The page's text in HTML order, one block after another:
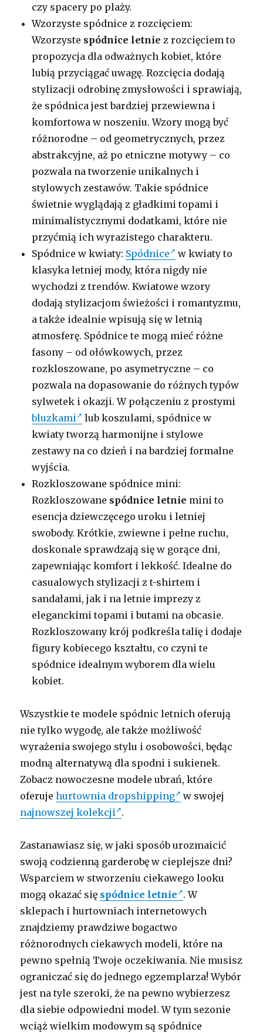
czy spacery po plaży.
Wzorzyste spódnice z rozcięciem:
Wzorzyste spódnice letnie z rozcięciem to
propozycja dla odważnych kobiet, które
lubią przyciągać uwagę. Rozcięcia dodają
stylizacji odrobinę zmysłowości i sprawiają,
że spódnica jest bardziej przewiewna i
komfortowa w noszeniu. Wzory mogą być
różnorodne – od geometrycznych, przez
abstrakcyjne, aż po etniczne motywy – co
pozwala na tworzenie unikalnych i
stylowych zestawów. Takie spódnice
świetnie wyglądają z gładkimi topami i
minimalistycznymi dodatkami, które nie
przyćmią ich wyrazistego charakteru.
Spódnice w kwiaty: Spódnice
w kwiaty to
klasyka letniej mody, która nigdy nie
wychodzi z trendów. Kwiatowe wzory
dodają stylizacjom świeżości i romantyzmu,
a także idealnie wpisują się w letnią
atmosferę. Spódnice te mogą mieć różne
fasony – od ołówkowych, przez
rozkloszowane, po asymetryczne – co
pozwala na dopasowanie do różnych typów
sylwetek i okazji. W połączeniu z prostymi
bluzkami
lub koszulami, spódnice w
kwiaty tworzą harmonijne i stylowe
zestawy na co dzień i na bardziej formalne
wyjścia.
Rozkloszowane spódnice mini:
Rozkloszowane spódnice letnie mini to
esencja dziewczęcego uroku i letniej
swobody. Krótkie, zwiewne i pełne ruchu,
doskonale sprawdzają się w gorące dni,
zapewniając komfort i lekkość. Idealne do
casualowych stylizacji z t-shirtem i
sandałami, jak i na letnie imprezy z
eleganckimi topami i butami na obcasie.
Rozkloszowany krój podkreśla talię i dodaje
figury kobiecego kształtu, co czyni te
spódnice idealnym wyborem dla wielu
kobiet.
Wszystkie te modele spódnic letnich oferują
nie tylko wygodę, ale także możliwość
wyrażenia swojego stylu i osobowości, będąc
modną alternatywą dla spodni i sukienek.
Zobacz nowoczesne modele ubrań, które
oferujehurtownia dropshipping
w swojej
najnowszej kolekcji .
Zastanawiasz się, w jaki sposób urozmaicić
swoją codzienną garderobę w cieplejsze dni?
Wsparciem w stworzeniu ciekawego looku
mogą okazać się spódnice letnie . W
sklepach i hurtowniach internetowych
znajdziemy prawdziwe bogactwo
różnorodnych ciekawych modeli, które na
pewno spełnią Twoje oczekiwania. Nie musisz
ograniczać się do jednego egzemplarza! Wybór
jest na tyle szeroki, że na pewno wybierzesz
dla siebie odpowiedni model. W tym sezonie
wciąż wielkim modowym są spódnice